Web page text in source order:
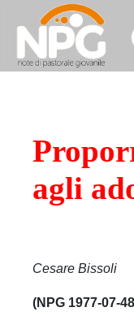
agli
Cesare Bissoli
(NPG 1977-07-